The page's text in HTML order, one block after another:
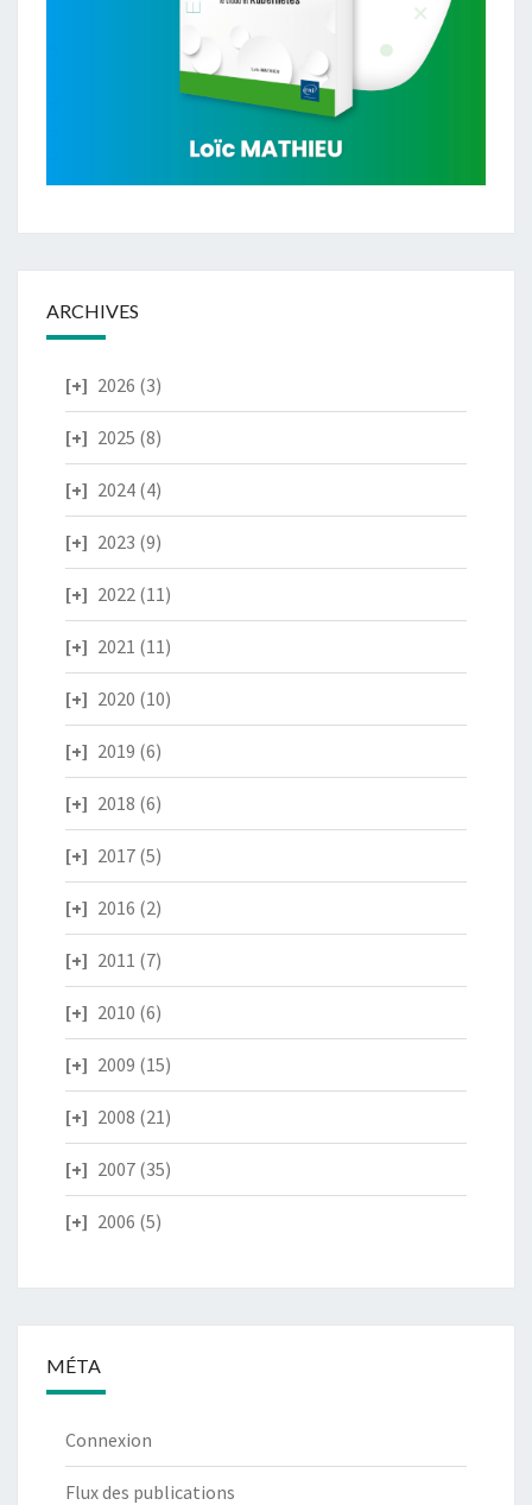
ARCHIVES
2026 (3)
2025 (8)
2024 (4)
2023 (9)
2022 (11)
2021 (11)
2020 (10)
2019 (6)
2018 (6)
2017 (5)
2016 (2)
2011 (7)
2010 (6)
2009 (15)
2008 (21)
2007 (35)
2006 (5)
MÉTA
Connexion
Flux des publications